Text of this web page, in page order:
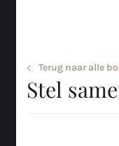
Terug naar alle
Stel
Let op: deze
afwijken.